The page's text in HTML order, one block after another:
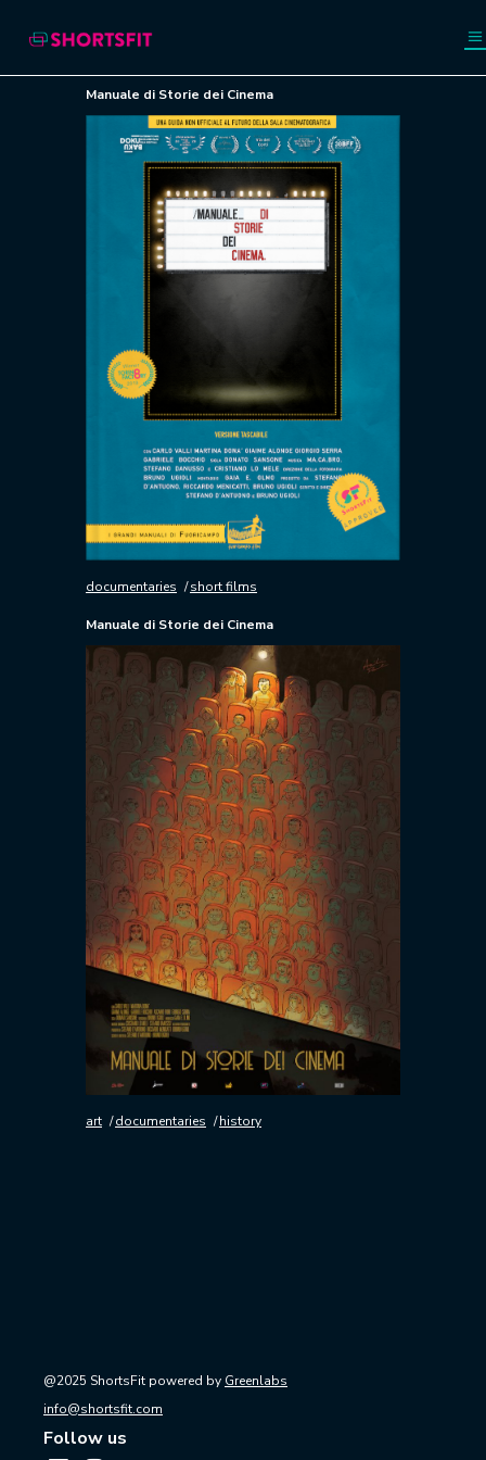
Manuale di Storie dei Cinema
documentaries short films
Manuale di Storie dei Cinema
art documentaries history
@2025 ShortsFit powered by Greenlabs
info@shortsfit.com
Follow us